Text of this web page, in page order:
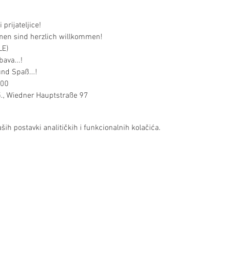
prijateljice!
sind herzlich willkommen!
Spaß...!
Wiedner Hauptstraße 97
postavki analitičkih i funkcionalnih kolačića.